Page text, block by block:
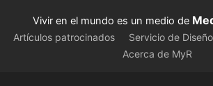
Vivir en el mundo es un medio de
Artículos patrocinados Servicio de
Acerca de MyR